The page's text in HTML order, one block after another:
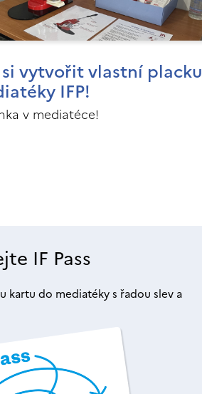
vytvořit vlastní placku
IFP!
v mediatéce!
IF Pass
kartu do mediatéky s řadou slev a